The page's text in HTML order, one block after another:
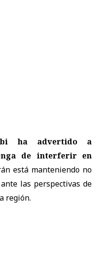
ha advertido a
de interferir en
está manteniendo no
las perspectivas de
región.